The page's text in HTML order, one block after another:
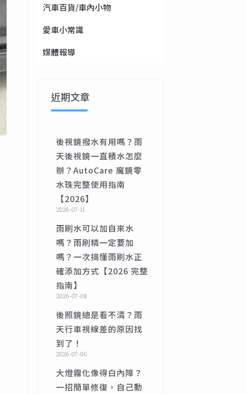
汽車百貨/車內小物
愛車小常識
媒體報導
近期文章
後視鏡撥水有用嗎？雨
天後視鏡一直積水怎麼
辦？AutoCare 魔鏡零
水珠完整使用指南
【2026】
2026-07-11
雨刷水可以加自來水
嗎？雨刷精一定要加
嗎？一次搞懂雨刷水正
確添加方式【2026 完整
指南】
2026-07-08
後照鏡總是看不清？雨
天行車視線差的原因找
到了！
2026-07-06
大燈霧化像得白內障？
一招簡單修復，自己動